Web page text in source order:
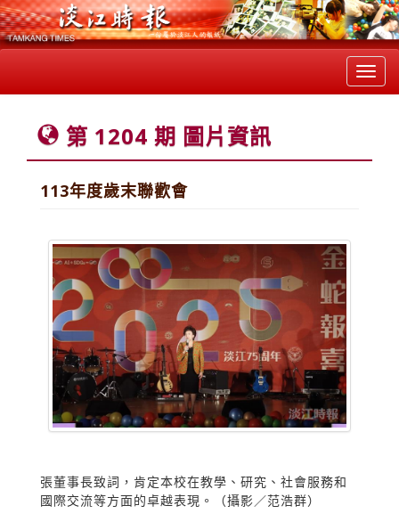
第 1204 期 圖片資訊
113年度歲末聯歡會
張董事長致詞，肯定本校在教學、研究、社會服務和
國際交流等方面的卓越表現。（攝影／范浩群）